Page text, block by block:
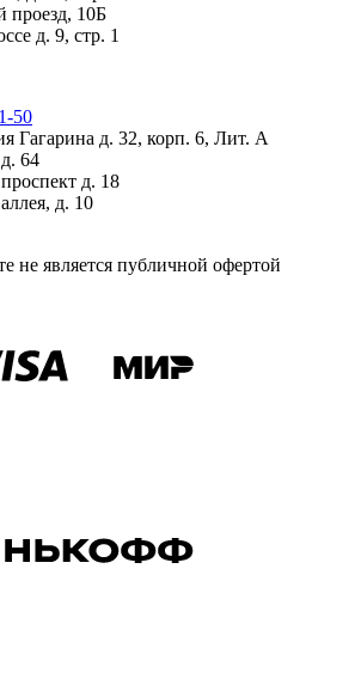
проезд, 10Б
д. 9, стр. 1
50
Гагарина д. 32, корп. 6, Лит. А
64
д. 18
д. 10
не является публичной офертой